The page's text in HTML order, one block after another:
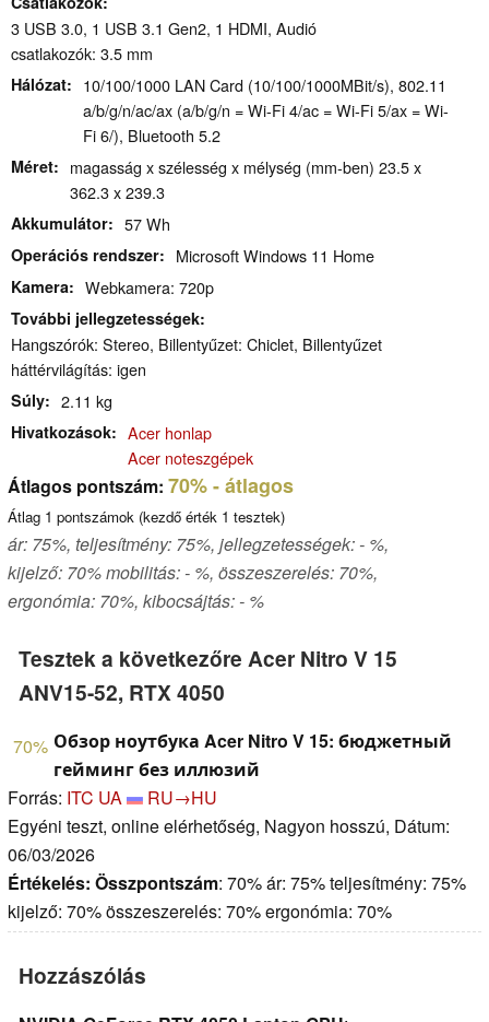
3 USB 3.0, 1 USB 3.1 Gen2, 1 HDMI, Audió
csatlakozók: 3.5 mm
Hálózat
10/100/1000 LAN Card (10/100/1000MBit/s), 802.11
a/b/g/n/ac/ax (a/b/g/n = Wi-Fi 4/ac = Wi-Fi 5/ax = Wi-
Fi 6/), Bluetooth 5.2
Méret
magasság x szélesség x mélység (mm-ben) 23.5 x
362.3 x 239.3
Akkumulátor 57 Wh
Operációs rendszer Microsoft Windows 11 Home
Kamera Webkamera: 720p
További jellegzetességek
Hangszórók: Stereo, Billentyűzet: Chiclet, Billentyűzet
háttérvilágítás: igen
Súly 2.11 kg
Hivatkozások
Acer honlap
Acer noteszgépek
Átlagos pontszám: 70%- átlagos
Átlag 1 pontszámok (kezdő érték 1 tesztek)
ár: 75%, teljesítmény: 75%, jellegzetességek: - %,
kijelző: 70% mobilitás: - %, összeszerelés: 70%,
ergonómia: 70%, kibocsájtás: - %
Tesztek a következőre Acer Nitro V 15
ANV15-52, RTX 4050
70% Обзор ноутбука Acer Nitro V 15: бюджетный
гейминг без иллюзий
Forrás: ITC UA
RU→HU
Egyéni teszt, online elérhetőség, Nagyon hosszú, Dátum:
06/03/2026
Értékelés: Összpontszám: 70% ár: 75% teljesítmény: 75%
kijelző: 70% összeszerelés: 70% ergonómia: 70%
Hozzászólás